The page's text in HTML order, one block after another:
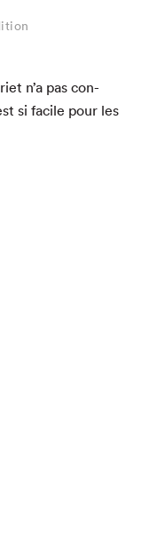
n’a pas con­
si facile pour les